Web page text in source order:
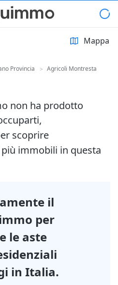
Mappa
Provincia > Agricoli Montresta
non ha prodotto
scoprire
immobili in questa
il
per
le aste
in Italia.